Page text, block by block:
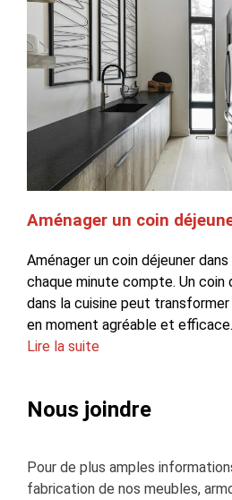
Aménager un coin
Aménager un coin déjeuner
chaque minute compte. Un coin
dans la cuisine peut
en moment agréable et efficace.
Lire la suite
Nous joindre
Pour de plus amples
fabrication de nos meubles,